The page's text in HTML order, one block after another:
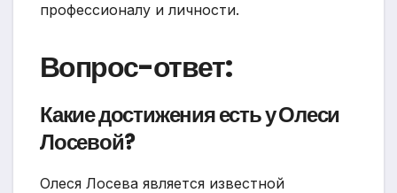
профессионалу и личности.
Вопрос-ответ:
Какие достижения есть у Олеси
Лосевой?
Олеся Лосева является известной